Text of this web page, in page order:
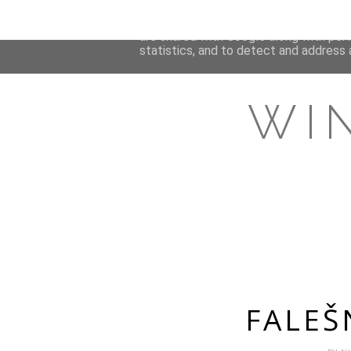
are shared with Google along with
statistics, and to detect and address